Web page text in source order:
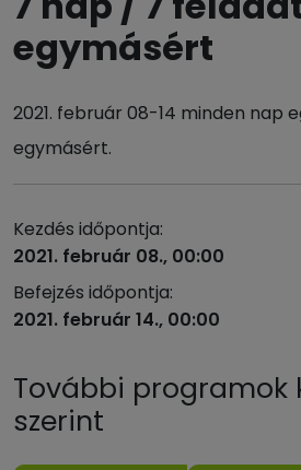
egymásért
2021. február 08-14 minden nap
egymásért.
Kezdés időpontja:
2021. február 08., 00:00
Befejzés időpontja:
2021. február 14., 00:00
További programok
szerint